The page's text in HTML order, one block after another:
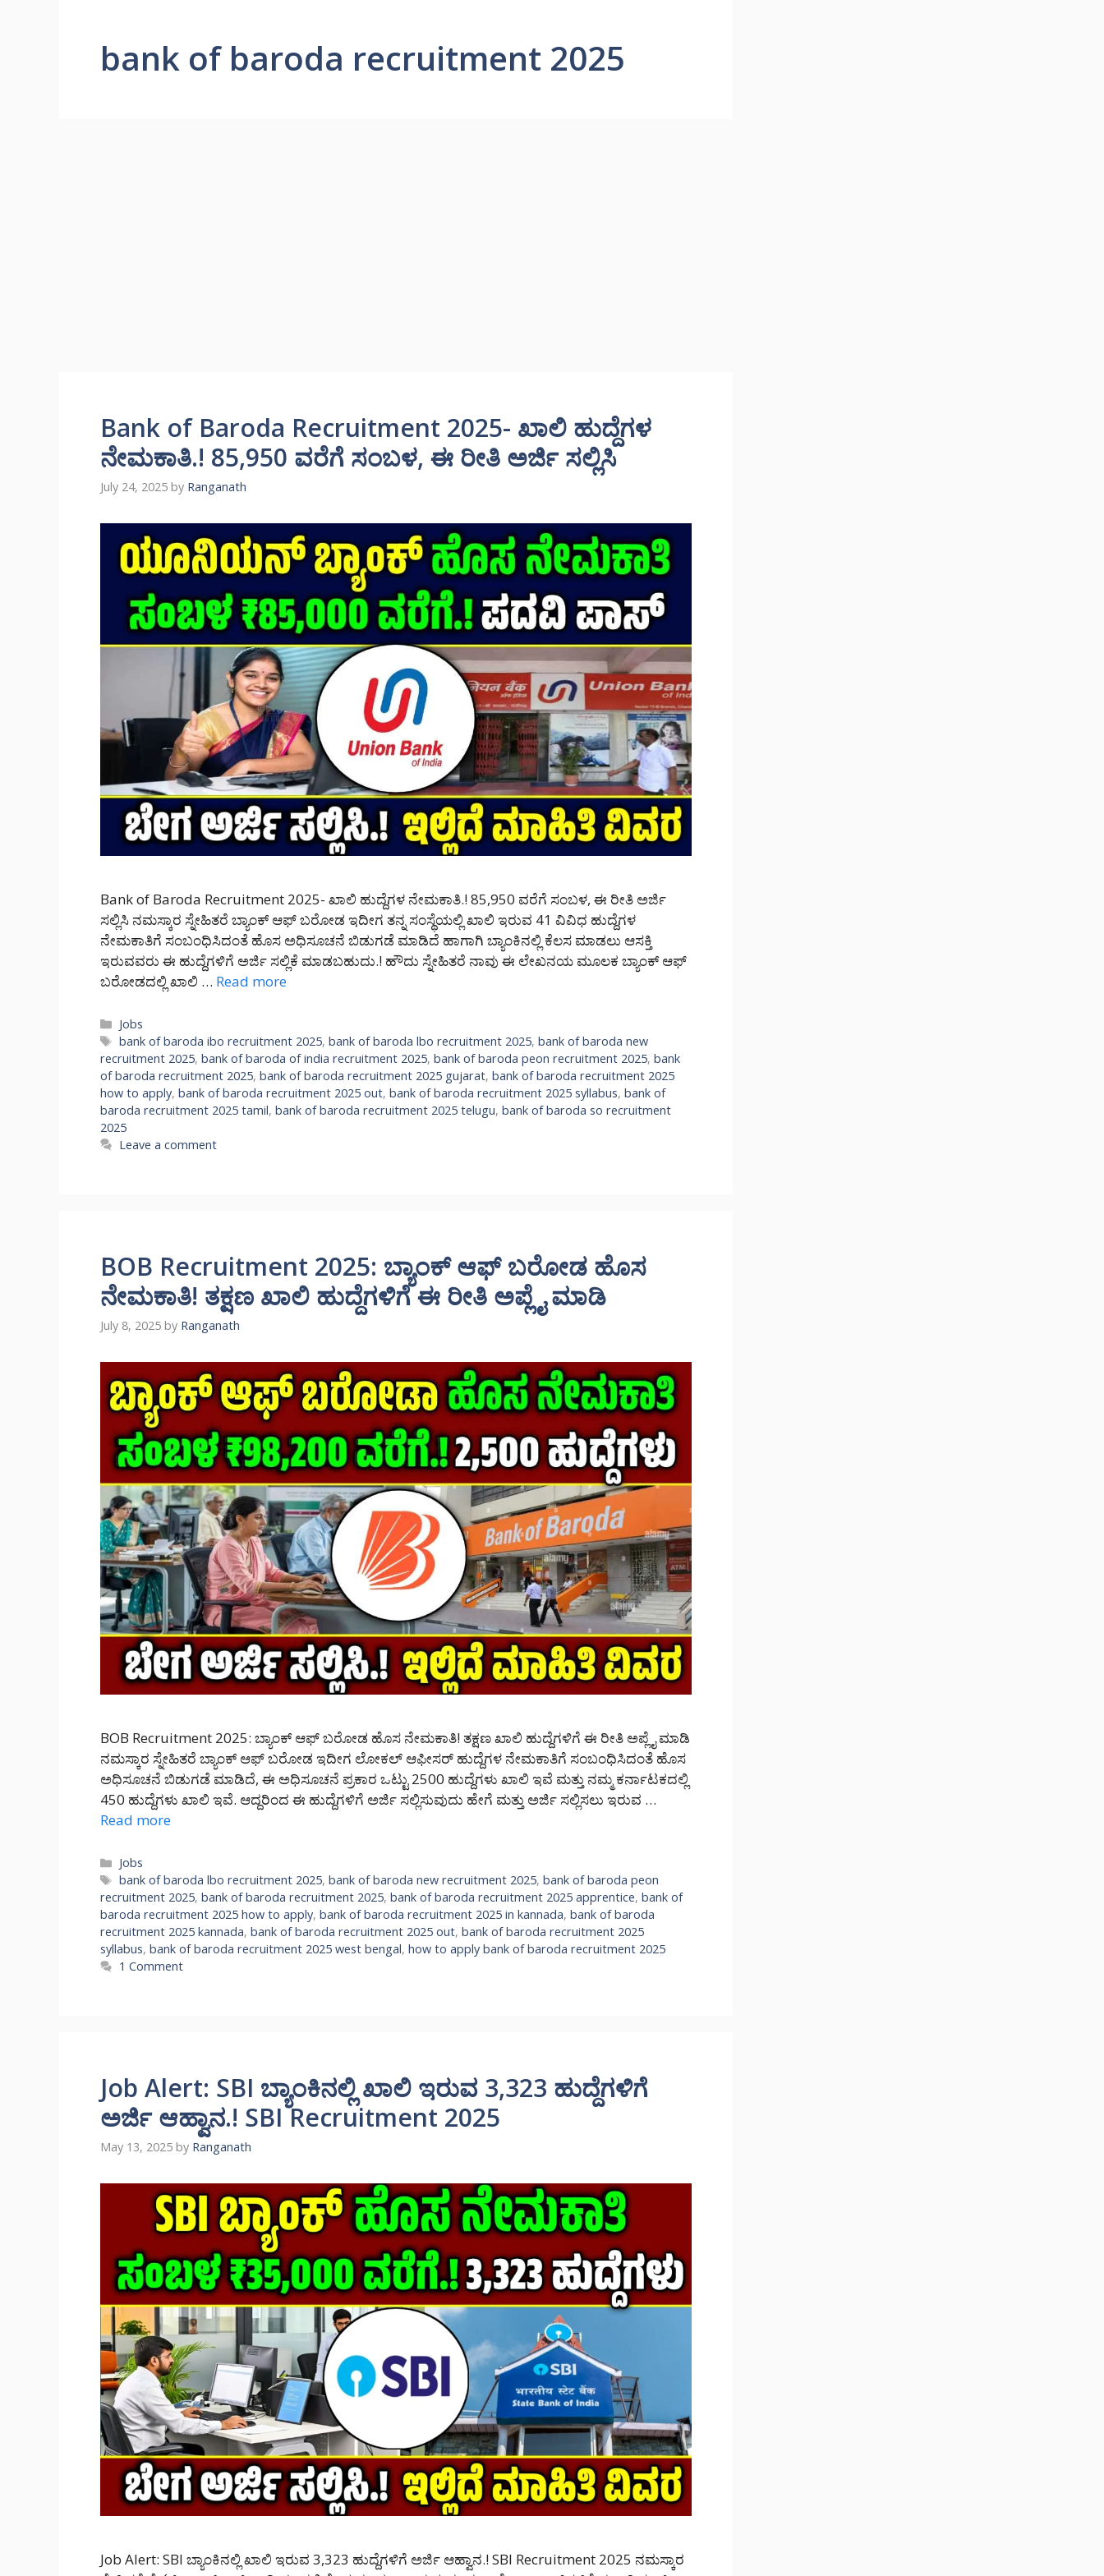
bank of baroda recruitment 2025
Bank of Baroda Recruitment 2025- ಖಾಲಿ ಹುದ್ದೆಗಳ
ನೇಮಕಾತಿ.! 85,950 ವರೆಗೆ ಸಂಬಳ, ಈ ರೀತಿ ಅರ್ಜಿ ಸಲ್ಲಿಸಿ
July 24, 2025 by Ranganath
Bank of Baroda Recruitment 2025- ಖಾಲಿ ಹುದ್ದೆಗಳ ನೇಮಕಾತಿ.! 85,950 ವರೆಗೆ ಸಂಬಳ, ಈ ರೀತಿ ಅರ್ಜಿ
ಸಲ್ಲಿಸಿ ನಮಸ್ಕಾರ ಸ್ನೇಹಿತರೆ ಬ್ಯಾಂಕ್ ಆಫ್ ಬರೋಡ ಇದೀಗ ತನ್ನ ಸಂಸ್ಥೆಯಲ್ಲಿ ಖಾಲಿ ಇರುವ 41 ವಿವಿಧ ಹುದ್ದೆಗಳ
ನೇಮಕಾತಿಗೆ ಸಂಬಂಧಿಸಿದಂತೆ ಹೊಸ ಅಧಿಸೂಚನೆ ಬಿಡುಗಡೆ ಮಾಡಿದೆ ಹಾಗಾಗಿ ಬ್ಯಾಂಕಿನಲ್ಲಿ ಕೆಲಸ ಮಾಡಲು ಆಸಕ್ತಿ
ಇರುವವರು ಈ ಹುದ್ದೆಗಳಿಗೆ ಅರ್ಜಿ ಸಲ್ಲಿಕೆ ಮಾಡಬಹುದು.! ಹೌದು ಸ್ನೇಹಿತರೆ ನಾವು ಈ ಲೇಖನಯ ಮೂಲಕ ಬ್ಯಾಂಕ್ ಆಫ್
ಬರೋಡದಲ್ಲಿ ಖಾಲಿ … Read more
Categories
Jobs
Tags
bank of baroda ibo recruitment 2025,bank of baroda lbo recruitment 2025,bank of baroda new
recruitment 2025, bank of baroda of india recruitment 2025, bank of baroda peon recruitment 2025, bank
of baroda recruitment 2025, bank of baroda recruitment 2025 gujarat, bank of baroda recruitment 2025
how to apply, bank of baroda recruitment 2025 out, bank of baroda recruitment 2025 syllabus, bank of
baroda recruitment 2025 tamil, bank of baroda recruitment 2025 telugu, bank of baroda so recruitment
2025
Leave a comment
BOB Recruitment 2025: ಬ್ಯಾಂಕ್ ಆಫ್ ಬರೋಡ ಹೊಸ
ನೇಮಕಾತಿ! ತಕ್ಷಣ ಖಾಲಿ ಹುದ್ದೆಗಳಿಗೆ ಈ ರೀತಿ ಅಪ್ಲೈ ಮಾಡಿ
July 8, 2025 by Ranganath
BOB Recruitment 2025: ಬ್ಯಾಂಕ್ ಆಫ್ ಬರೋಡ ಹೊಸ ನೇಮಕಾತಿ! ತಕ್ಷಣ ಖಾಲಿ ಹುದ್ದೆಗಳಿಗೆ ಈ ರೀತಿ ಅಪ್ಲೈ ಮಾಡಿ
ನಮಸ್ಕಾರ ಸ್ನೇಹಿತರೆ ಬ್ಯಾಂಕ್ ಆಫ್ ಬರೋಡ ಇದೀಗ ಲೋಕಲ್ ಆಫೀಸರ್ ಹುದ್ದೆಗಳ ನೇಮಕಾತಿಗೆ ಸಂಬಂಧಿಸಿದಂತೆ ಹೊಸ
ಅಧಿಸೂಚನೆ ಬಿಡುಗಡೆ ಮಾಡಿದೆ, ಈ ಅಧಿಸೂಚನೆ ಪ್ರಕಾರ ಒಟ್ಟು 2500 ಹುದ್ದೆಗಳು ಖಾಲಿ ಇವೆ ಮತ್ತು ನಮ್ಮ ಕರ್ನಾಟಕದಲ್ಲಿ
450 ಹುದ್ದೆಗಳು ಖಾಲಿ ಇವೆ. ಆದ್ದರಿಂದ ಈ ಹುದ್ದೆಗಳಿಗೆ ಅರ್ಜಿ ಸಲ್ಲಿಸುವುದು ಹೇಗೆ ಮತ್ತು ಅರ್ಜಿ ಸಲ್ಲಿಸಲು ಇರುವ …
Read more
Categories
Jobs
Tags
bank of baroda lbo recruitment 2025,bank of baroda new recruitment 2025,bank of baroda peon
recruitment 2025, bank of baroda recruitment 2025, bank of baroda recruitment 2025 apprentice, bank of
baroda recruitment 2025 how to apply, bank of baroda recruitment 2025 in kannada, bank of baroda
recruitment 2025 kannada, bank of baroda recruitment 2025 out, bank of baroda recruitment 2025
syllabus, bank of baroda recruitment 2025 west bengal, how to apply bank of baroda recruitment 2025
1 Comment
Job Alert: SBI ಬ್ಯಾಂಕಿನಲ್ಲಿ ಖಾಲಿ ಇರುವ 3,323 ಹುದ್ದೆಗಳಿಗೆ
ಅರ್ಜಿ ಆಹ್ವಾನ.! SBI Recruitment 2025
May 13, 2025 by Ranganath
Job Alert: SBI ಬ್ಯಾಂಕಿನಲ್ಲಿ ಖಾಲಿ ಇರುವ 3,323 ಹುದ್ದೆಗಳಿಗೆ ಅರ್ಜಿ ಆಹ್ವಾನ.! SBI Recruitment 2025 ನಮಸ್ಕಾರ